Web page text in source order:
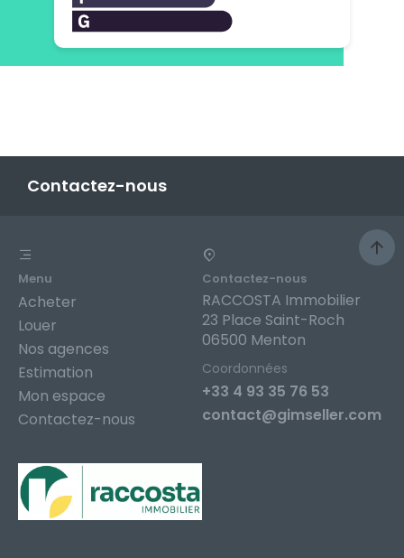
Contactez-nous
Menu
Acheter
Louer
Nos agences
Estimation
Mon espace
Contactez-nous
Contactez-nous
RACCOSTA Immobilier
23 Place Saint-Roch
06500 Menton
Coordonnées
+33 4 93 35 76 53
contact@gimseller.com